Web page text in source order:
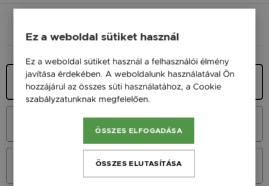
ANYAG (SZÍN) MÉRET
Ezüst 925
11 900 Ft
Fehér Arany 14K
Vörös Arany 14K
Ez a weboldal sütiket használ
Ez a weboldal sütiket használ a felhasználói élmény
javítása érdekében. A weboldalunk használatával Ön
hozzájárul az összes süti használatához, a Cookie
szabályzatunknak megfelelően.
ÖSSZES ELFOGADÁSA
ÖSSZES ELUTASÍTÁSA